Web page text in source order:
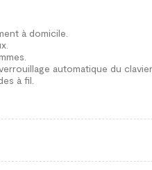
à domicile.
automatique du
à fil.